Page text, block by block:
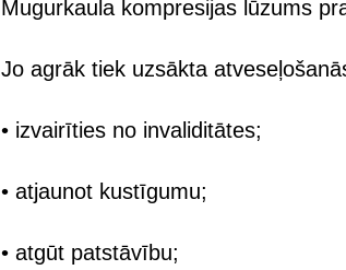
Mugurkaula kompresijas lūzums
Jo agrāk tiek uzsākta
• izvairīties no invaliditātes;
• atjaunot kustīgumu;
• atgūt patstāvību;